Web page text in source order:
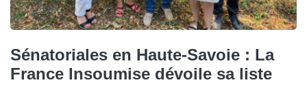
Sénatoriales en Haute-Savoie : La
France Insoumise dévoile sa liste